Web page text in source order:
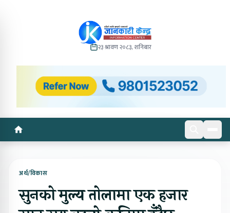
२३ श्रावण २०८३, शनिबार
अर्थ/विकास
सुनको मुल्य तोलामा एक हजार